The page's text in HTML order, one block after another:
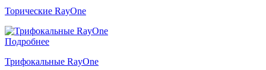
Торические RayOne
Подробнее
Трифокальные RayOne